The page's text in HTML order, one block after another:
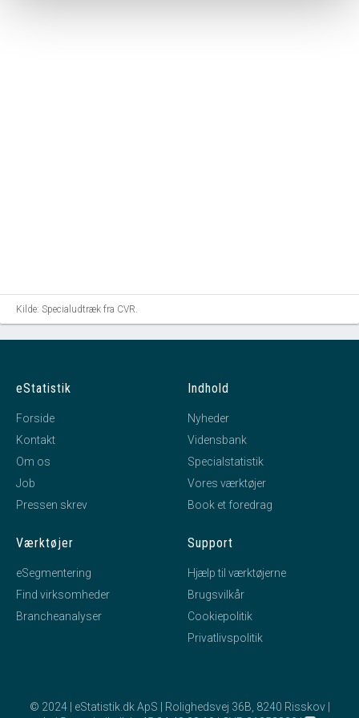
Kilde: Specialudtræk fra CVR.
eStatistik
Forside
Kontakt
Om os
Job
Pressen skrev
Indhold
Nyheder
Vidensbank
Specialstatistik
Vores værktøjer
Book et foredrag
Værktøjer
eSegmentering
Find virksomheder
Brancheanalyser
Support
Hjælp til værktøjerne
Brugsvilkår
Cookiepolitik
Privatlivspolitik
© 2024 | eStatistik.dk ApS | Rolighedsvej 36B, 8240 Risskov |